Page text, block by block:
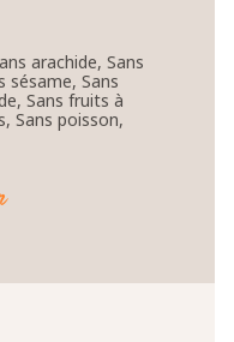
arachide, Sans
sésame, Sans
Sans fruits à
Sans poisson,